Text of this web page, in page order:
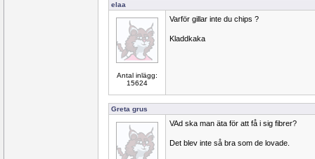
elaa
Antal inlägg:
15624
Varför gillar inte du chips ?
Kladdkaka
Greta grus
VAd ska man äta för att få i sig fibrer?
Det blev inte så bra som de lovade.